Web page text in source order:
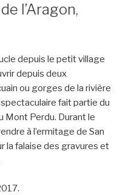
l’Aragon,
depuis le petit village
depuis deux
ou gorges de la rivière
fait partie du
Mont Perdu. Durant le
à l’ermitage de San
la falaise des gravures et